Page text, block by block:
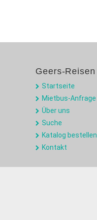
Geers-Reisen
Startseite
Mietbus-Anfrage
Über uns
Suche
Katalog bestellen
Kontakt